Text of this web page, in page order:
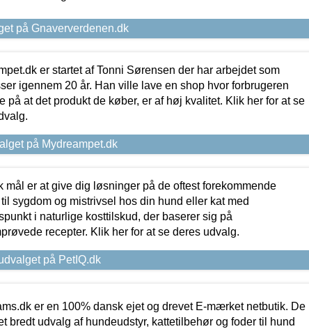
på Gnaververdenen.dk
er startet af Tonni Sørensen der har arbejdet som
igennem 20 år. Han ville lave en shop hvor forbrugeren
på at det produkt de køber, er af høj kvalitet. Klik her for at se
på Mydreampet.dk
mål er at give dig løsninger på de oftest forekommende
sygdom og mistrivsel hos din hund eller kat med
i naturlige kosttilskud, der baserer sig på
recepter. Klik her for at se deres udvalg.
på PetIQ.dk
er en 100% dansk ejet og drevet E-mærket netbutik. De
bredt udvalg af hundeudstyr, kattetilbehør og foder til hund